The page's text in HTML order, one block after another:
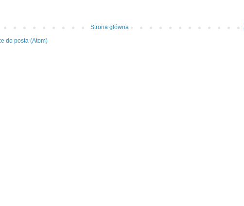
Strona główna
do posta (Atom)